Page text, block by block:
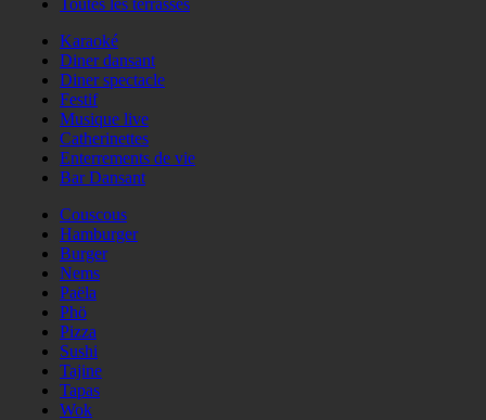
Toutes les terrasses
Karaoké
Diner dansant
Diner spectacle
Festif
Musique live
Catherinettes
Enterrements de vie
Bar Dansant
Couscous
Hamburger
Burger
Nems
Paëla
Phö
Pizza
Sushi
Tajine
Tapas
Wok